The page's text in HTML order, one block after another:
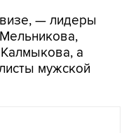
— лидеры
а
мужской